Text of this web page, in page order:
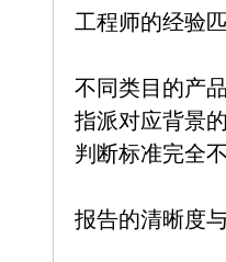
工程师的经验
不同类目的产
指派对应背景
判断标准完全
报告的清晰度